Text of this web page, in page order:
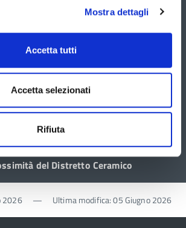
Mostra dettagli
Accetta tutti
Accetta selezionati
Rifiuta
navigare
slide
i
freccia
del Distretto Ceramico
2026 — Ultima modifica: 05 Giugno 2026